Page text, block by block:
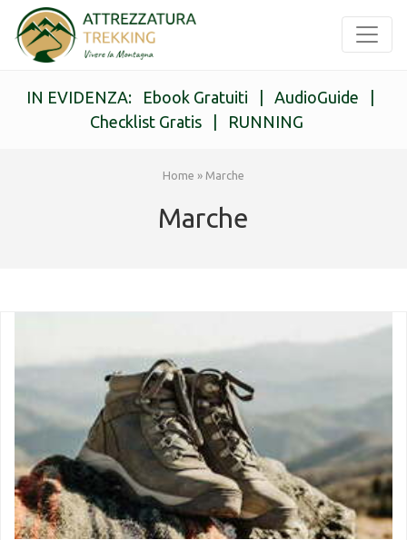
IN EVIDENZA: Ebook Gratuiti AudioGuide
Checklist Gratis| RUNNING
Home » Marche
Marche